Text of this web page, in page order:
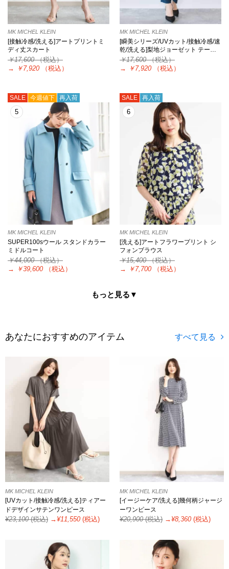
MK MICHEL KLEIN
[接触冷感/洗える]アートプリントミ
ディ丈スカート
￥17,600（税込）
→
￥7,920 （税込）
MK MICHEL KLEIN
[瞬美シリーズ/UVカット/接触冷感/速
乾/洗える]梨地ジョーゼット テー…
￥17,600（税込）
→
￥7,920 （税込）
SALE 今週値下 再入荷
5
MK MICHEL KLEIN
SUPER100sウール スタンドカラー
ミドルコート
￥44,000（税込）
→
￥39,600 （税込）
SALE 再入荷
6
MK MICHEL KLEIN
[洗える]アートフラワープリント シ
フォンブラウス
￥15,400（税込）
→
￥7,700 （税込）
もっと見る▼
あなたにおすすめのアイテム すべて見る
MK MICHEL KLEIN
[UVカット/接触冷感/洗える]ティアー
ドデザインサテンワンピース
¥23,100 (税込) →¥11,550 (税込)
MK MICHEL KLEIN
[イージーケア/洗える]幾何柄ジャージ
ーワンピース
¥20,900 (税込) →¥8,360 (税込)